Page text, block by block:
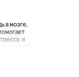
в мозге,
и